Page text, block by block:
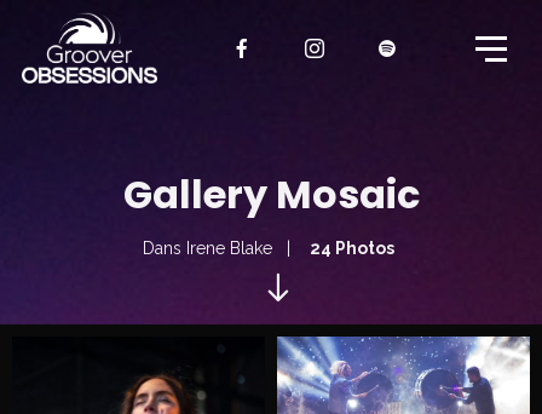
Gallery Mosaic
Dans Irene Blake 24 Photos